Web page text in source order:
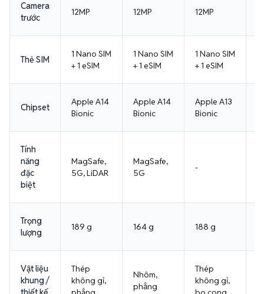
Camera
trước
12MP 12MP 12MP
Thẻ SIM
1 Nano SIM
+ 1 eSIM
1 Nano SIM
+ 1 eSIM
1 Nano SIM
+ 1 eSIM
Chipset
Apple A14
Bionic
Apple A14
Bionic
Apple A13
Bionic
Tính
năng
đặc
biệt
MagSafe,
5G, LiDAR
MagSafe,
5G
-
Trọng
lượng
189 g 164 g 188 g
Vật liệu
khung /
Thép
không gỉ,
Nhôm,
phẳng
Thép
không gỉ,